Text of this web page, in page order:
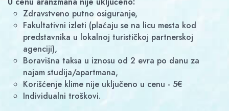
zdravstveno putno osiguranje,
fakultativni izleti (plaćaju se na licu mesta kod
predstavnika u lokalnoj turističkoj partnerskoj
agenciji),
boravišna taksa u iznosu od 2 evra po danu za
najam studija/apartmana,
Korišćenje klime nije uključeno u cenu - 5€
individualni troškovi.